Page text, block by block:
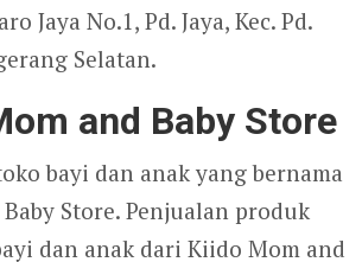
Jaya No.1, Pd. Jaya, Kec. Pd.
Selatan.
and Baby Store
bayi dan anak yang bernama
Store. Penjualan produk
dan anak dari Kiido Mom and